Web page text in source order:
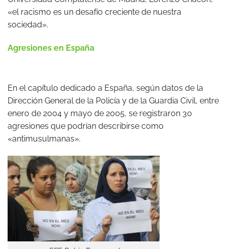
«el racismo es un desafío creciente de nuestra
sociedad».
Agresiones en España
En el capítulo dedicado a España, según datos de la
Dirección General de la Policía y de la Guardia Civil, entre
enero de 2004 y mayo de 2005, se registraron 30
agresiones que podrían describirse como
«antimusulmanas».